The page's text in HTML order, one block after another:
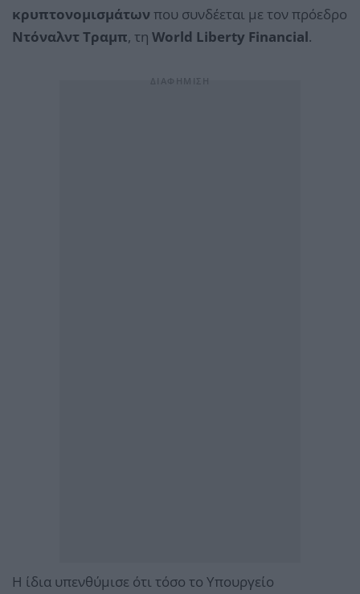
κρυπτονομισμάτων που συνδέεται με τον πρόεδρο
Ντόναλντ Τραμπ, τη World Liberty Financial.
Η ίδια υπενθύμισε ότι τόσο το Υπουργείο